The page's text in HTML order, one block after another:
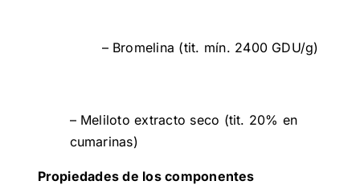
– Bromelina (tit. mín. 2400 GDU/g)
– Meliloto extracto seco (tit. 20% en
cumarinas)
Propiedades de los componentes